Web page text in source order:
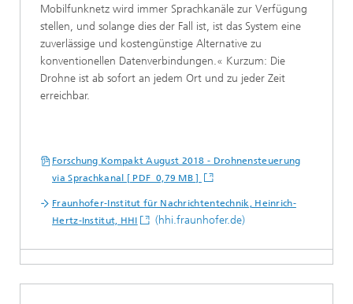
Mobilfunknetz wird immer Sprachkanäle zur Verfügung
stellen, und solange dies der Fall ist, ist das System eine
zuverlässige und kostengünstige Alternative zu
konventionellen Datenverbindungen.« Kurzum: Die
Drohne ist ab sofort an jedem Ort und zu jeder Zeit
erreichbar.
Forschung Kompakt August 2018 - Drohnensteuerung
via Sprachkanal [ PDF 0,79 MB ]
Fraunhofer-Institut für Nachrichtentechnik, Heinrich-
Hertz-Institut, HHI
(hhi.fraunhofer.de)